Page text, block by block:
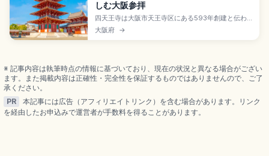
しむ大阪参拝
四天王寺は大阪市天王寺区にある593年創建と伝わ
る「和宗」総本山で、聖徳太子が建立した日本最古
級の官寺。中門・五重塔・金堂・講堂が一直線に並
した。
大阪府 →
※ 記事内容は執筆時点の情報に基づいており、現在の状況と異なる場合がござい
ます。また掲載内容は正確性・完全性を保証するものではありませんので、ご了
承ください。
PR
本記事には広告（アフィリエイトリンク）を含む場合があります。リンク
を経由したお申込みで運営者が手数料を得ることがあります。